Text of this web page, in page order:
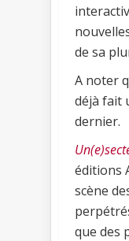
de sa
A noter
déjà fait
dernier.
éditions
scène
que des